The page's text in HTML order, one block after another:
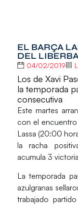
EL BARÇA
DEL
04/02/2019
Los de Xavi
la temporada
consecutiva
Este martes
con el
Lassa (20:00
la racha
acumula 3
La temporada
azulgranas
trabajado